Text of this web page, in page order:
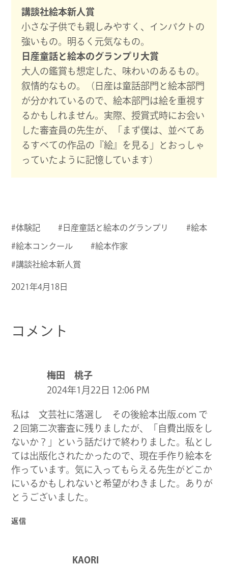
講談社絵本新人賞
小さな子供でも親しみやすく、インパクトの
強いもの。明るく元気なもの。
日産童話と絵本のグランプリ大賞
大人の鑑賞も想定した、味わいのあるもの。
叙情的なもの。（日産は童話部門と絵本部門
が分かれているので、絵本部門は絵を重視す
るかもしれません。実際、授賞式時にお会い
した審査員の先生が、「まず僕は、並べてあ
るすべての作品の『絵』を見る」とおっしゃ
っていたように記憶しています）
#体験記 # 日産童話と絵本のグランプリ #絵本
#絵本コンクール #絵本作家
#講談社絵本新人賞
2021年4月18日
コメント
梅田 桃子
2024年1月22日 12:06 PM
私は 文芸社に落選し その後絵本出版.com で
２回第二次審査に残りましたが、「自費出版をし
ないか？」という話だけで終わりました。私とし
ては出版化されたかったので、現在手作り絵本を
作っています。気に入ってもらえる先生がどこか
にいるかもしれないと希望がわきました。ありが
とうございました。
返信
KAORI